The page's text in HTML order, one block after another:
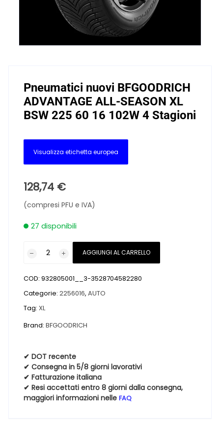
Pneumatici nuovi BFGOODRICH
ADVANTAGE ALL-SEASON XL
BSW 225 60 16 102W 4 Stagioni
Visualizza etichetta europea
128,74 €
(compresi PFU e IVA)
27 disponibili
ADVANTAGE
ALL-
SEASON
BSW
60
16
102W
4
Stagioni
AGGIUNGI AL CARRELLO
COD:932805001__3-3528704582280
Categorie:2256016,AUTO
Tag:XL
Brand:BFGOODRICH
✔ DOT recente
✔ Consegna in 5/8 giorni lavorativi
✔ Fatturazione italiana
✔ Resi accettati entro 8 giorni dalla consegna,
maggiori informazioni nelleFAQ